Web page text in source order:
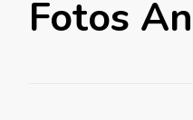
Fotos